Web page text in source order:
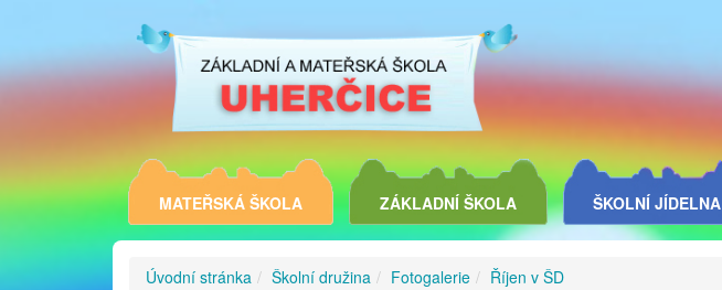
MATEŘSKÁ ŠKOLA ZÁKLADNÍ ŠKOLA ŠKOLNÍ JÍDELNA
Úvodní stránka Školní družina Fotogalerie Říjen v ŠD